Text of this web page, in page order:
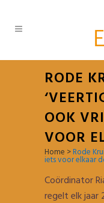
RODE
OOK
VOOR
Home >Rode
iets voor elkaar
Coördinator
regelt elk jaar